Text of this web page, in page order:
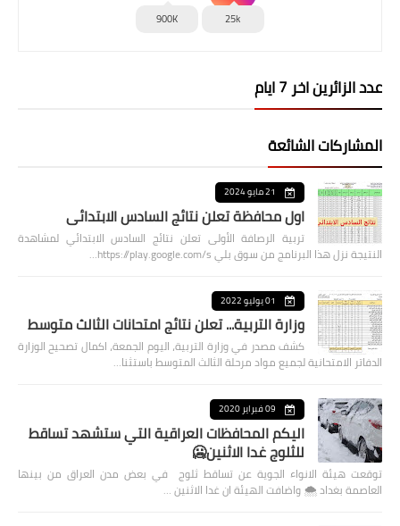
25k
900K
عدد الزائرين اخر 7 ايام
المشاركات الشائعة
21 مايو 2024
اول محافظة تعلن نتائج السادس الابتدائي
تربية الرصافة الأولى تعلن نتائج السادس الابتدائي لمشاهدة
النتيجة نزل هذا البرنامج من سوق بلي https://play.google.com/s…
01 يوليو 2022
وزارة التربية... تعلن نتائج امتحانات الثالث متوسط
كشف مصدر في وزارة التربية، اليوم الجمعة، اكمال تصحيح الوزارة
الدفاتر الامتحانية لجميع مواد مرحلة الثالث المتوسط باستثنا…
09 فبراير 2020
اليكم المحافظات العراقية التي ستشهد تساقط
للثلوج غدا الاثنين🥶
توقعت هيئة الانواء الجوية عن تساقط ثلوج في بعض مدن العراق من بينها
العاصمة بغداد ⁦🌨️⁩ واضافت الهيئة ان غدا الاثنين …